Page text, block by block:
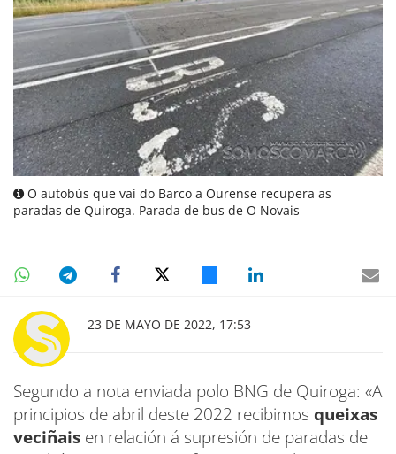
O autobús que vai do Barco a Ourense recupera as
paradas de Quiroga. Parada de bus de O Novais
23 DE MAYO DE 2022, 17:53
Segundo a nota enviada polo BNG de Quiroga: «A
principios de abril deste 2022 recibimos queixas
veciñais en relación á supresión de paradas de